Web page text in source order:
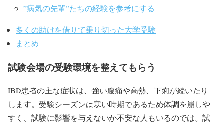
”病気の先輩”たちの経験を参考にする
多くの助けを借りて乗り切った大学受験
まとめ
試験会場の受験環境を整えてもらう
IBD患者の主な症状は、強い腹痛や高熱、下痢が続いたり
します。受験シーズンは寒い時期であるため体調を崩しや
すく、試験に影響を与えないか不安な人もいるのでは。試